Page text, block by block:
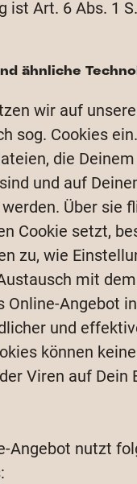
ist Art. 6 Abs. 1
ähnliche
wir auf
sog. Cookies
die
und auf
Über sie
Cookie setzt,
zu, wie
mit
Online-Angebot
und
können
Viren auf Dein
Angebot nutzt